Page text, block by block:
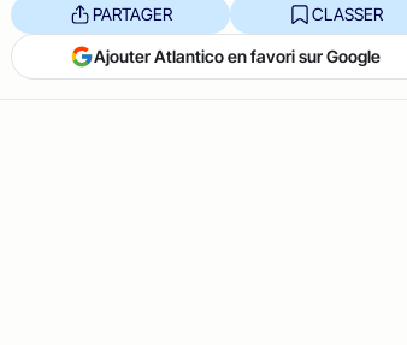
PARTAGER CLASSER
Ajouter Atlantico en favori sur Google